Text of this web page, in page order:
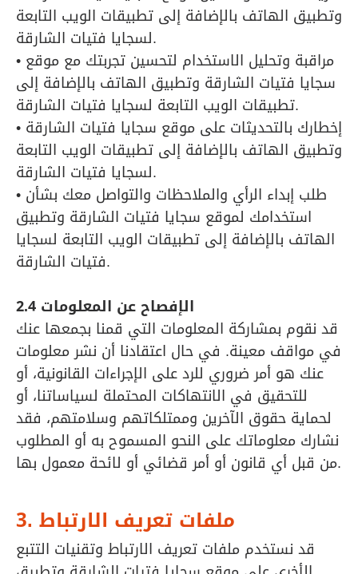
وتطبيق الهاتف بالإضافة إلى تطبيقات الويب التابعة
لسجايا فتيات الشارقة.
• مراقبة وتحليل الاستخدام لتحسين تجربتك مع موقع
سجايا فتيات الشارقة وتطبيق الهاتف بالإضافة إلى
تطبيقات الويب التابعة لسجايا فتيات الشارقة.
• إخطارك بالتحديثات على موقع سجايا فتيات الشارقة
وتطبيق الهاتف بالإضافة إلى تطبيقات الويب التابعة
لسجايا فتيات الشارقة.
• طلب إبداء الرأي والملاحظات والتواصل معك بشأن
استخدامك لموقع سجايا فتيات الشارقة وتطبيق
الهاتف بالإضافة إلى تطبيقات الويب التابعة لسجايا
فتيات الشارقة.
2.4 الإفصاح عن المعلومات
قد نقوم بمشاركة المعلومات التي قمنا بجمعها عنك
في مواقف معينة. في حال اعتقادنا أن نشر معلومات
عنك هو أمر ضروري للرد على الإجراءات القانونية، أو
للتحقيق في الانتهاكات المحتملة لسياساتنا، أو
لحماية حقوق الآخرين وممتلكاتهم وسلامتهم، فقد
نشارك معلوماتك على النحو المسموح به أو المطلوب
من قبل أي قانون أو أمر قضائي أو لائحة معمول بها.
3. ملفات تعريف الارتباط
قد نستخدم ملفات تعريف الارتباط وتقنيات التتبع